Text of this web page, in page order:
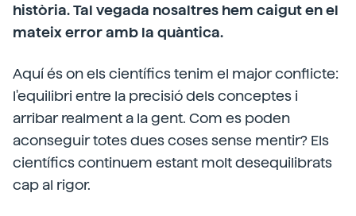
història. Tal vegada nosaltres hem caigut en el
mateix error amb la quàntica.
Aquí és on els científics tenim el major conflicte:
l'equilibri entre la precisió dels conceptes i
arribar realment a la gent. Com es poden
aconseguir totes dues coses sense mentir? Els
científics continuem estant molt desequilibrats
cap al rigor.